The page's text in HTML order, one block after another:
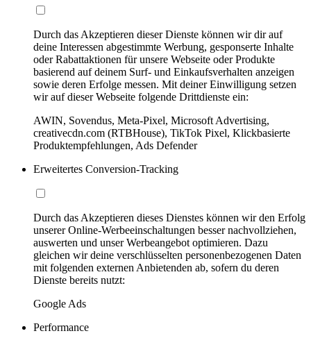
Durch das Akzeptieren dieser Dienste können wir dir auf
deine Interessen abgestimmte Werbung, gesponserte Inhalte
oder Rabattaktionen für unsere Webseite oder Produkte
basierend auf deinem Surf- und Einkaufsverhalten anzeigen
sowie deren Erfolge messen. Mit deiner Einwilligung setzen
wir auf dieser Webseite folgende Drittdienste ein:
AWIN, Sovendus, Meta-Pixel, Microsoft Advertising,
creativecdn.com (RTBHouse), TikTok Pixel, Klickbasierte
Produktempfehlungen, Ads Defender
Erweitertes Conversion-Tracking
Durch das Akzeptieren dieses Dienstes können wir den Erfolg
unserer Online-Werbeeinschaltungen besser nachvollziehen,
auswerten und unser Werbeangebot optimieren. Dazu
gleichen wir deine verschlüsselten personenbezogenen Daten
mit folgenden externen Anbietenden ab, sofern du deren
Dienste bereits nutzt:
Google Ads
Performance